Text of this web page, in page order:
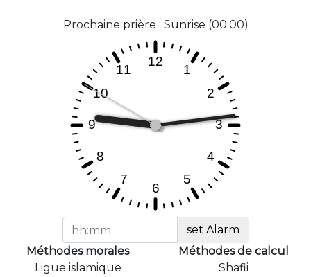
Prochaine prière : Sunrise (00:00)
set Alarm
Méthodes morales
Ligue islamique
Méthodes de calcul
Shafii